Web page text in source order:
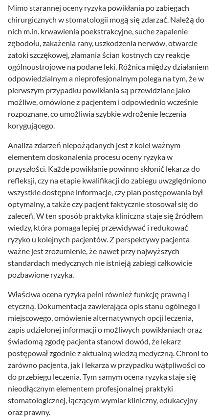
Mimo starannej oceny ryzyka powikłania po zabiegach
chirurgicznych w stomatologii mogą się zdarzać. Należą do
nich m.in. krwawienia poekstrakcyjne, suche zapalenie
zębodołu, zakażenia rany, uszkodzenia nerwów, otwarcie
zatoki szczękowej, złamania ścian kostnych czy reakcje
ogólnoustrojowe na podane leki. Różnica między działaniem
odpowiedzialnym a nieprofesjonalnym polega na tym, że w
pierwszym przypadku powikłania są przewidziane jako
możliwe, omówione z pacjentem i odpowiednio wcześnie
rozpoznane, co umożliwia szybkie wdrożenie leczenia
korygującego.
Analiza zdarzeń niepożądanych jest z kolei ważnym
elementem doskonalenia procesu oceny ryzyka w
przyszłości. Każde powikłanie powinno skłonić lekarza do
refleksji, czy na etapie kwalifikacji do zabiegu uwzględniono
wszystkie dostępne informacje, czy plan postępowania był
optymalny, a także czy pacjent faktycznie stosował się do
zaleceń. W ten sposób praktyka kliniczna staje się źródłem
wiedzy, która pomaga lepiej przewidywać i redukować
ryzyko u kolejnych pacjentów. Z perspektywy pacjenta
ważne jest zrozumienie, że nawet przy najwyższych
standardach medycznych nie istnieją zabiegi całkowicie
pozbawione ryzyka.
Właściwa ocena ryzyka pełni również funkcję prawną i
etyczną. Dokumentacja zawierająca opis stanu ogólnego i
miejscowego, omówienie alternatywnych opcji leczenia,
zapis udzielonej informacji o możliwych powikłaniach oraz
świadomą zgodę pacjenta stanowi dowód, że lekarz
postępował zgodnie z aktualną wiedzą medyczną. Chroni to
zarówno pacjenta, jak i lekarza w przypadku wątpliwości co
do przebiegu leczenia. Tym samym ocena ryzyka staje się
nieodłącznym elementem profesjonalnej praktyki
stomatologicznej, łączącym wymiar kliniczny, edukacyjny
oraz prawny.